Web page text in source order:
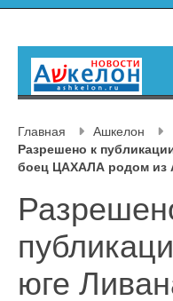
Главная
Ашкелон
Разрешено к
боец ЦАХАЛА родом из
юге